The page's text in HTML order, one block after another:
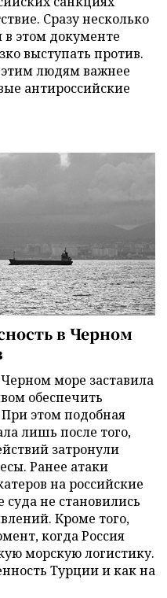
Сразу несколько
в этом документе
выступать против.
людям важнее
антироссийские
в Черном
море заставила
обеспечить
При этом подобная
лишь после того,
затронули
Ранее атаки
на российские
не становились
Кроме того,
когда Россия
морскую логистику.
Турции и как на